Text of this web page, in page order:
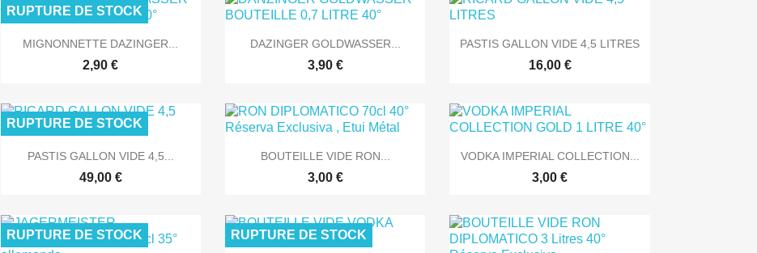
 Aperçu rapide
MIGNONNETTE DAZINGER...
2,90 €
RUPTURE DE STOCK
 Aperçu rapide
DAZINGER GOLDWASSER...
3,90 €
 Aperçu rapide
PASTIS GALLON VIDE 4,5 LITRES
16,00 €
 Aperçu rapide
PASTIS GALLON VIDE 4,5...
49,00 €
RUPTURE DE STOCK
 Aperçu rapide
BOUTEILLE VIDE RON...
3,00 €
 Aperçu rapide
VODKA IMPERIAL COLLECTION...
3,00 €
RUPTURE DE STOCK RUPTURE DE STOCK